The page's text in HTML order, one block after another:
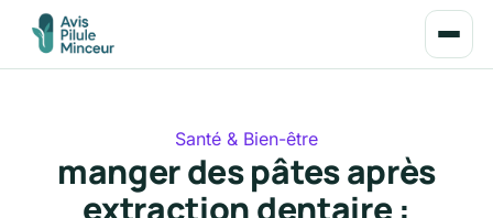
Santé & Bien-être
manger des pâtes après
extraction dentaire :